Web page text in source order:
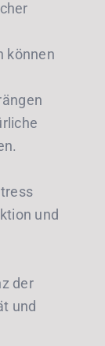
können
und
der
und